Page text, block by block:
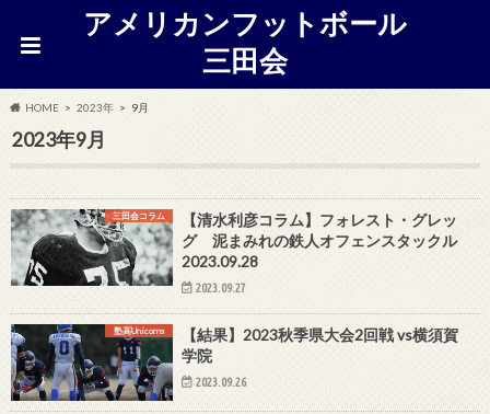
アメリカンフットボール
三田会
HOME 2023年 9月
2023年9月
三田会コラム
【清水利彦コラム】フォレスト・グレッ
グ 泥まみれの鉄人オフェンスタックル
2023.09.28
2023.09.27
塾高Unicorns
【結果】2023秋季県大会2回戦 vs横須賀
学院
2023.09.26